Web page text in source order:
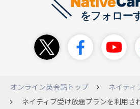
オンライン英会話トップ
ネイティ
ネイティブ受け放題プランを利用されている方に質問です。 ゴールデンウィークのキャンペーンを利用してネイティブ受け放題プランに申し込んでみました。今のところ実践発音を中心に受講し、発音やイントネーションなど細かく指導していただいています。 発音の他にネイ